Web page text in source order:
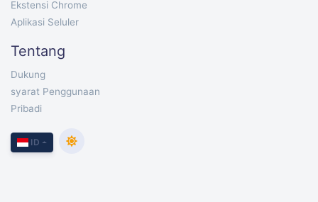
Ekstensi Chrome
Aplikasi Seluler
Tentang
Dukung
syarat Penggunaan
Pribadi
ID